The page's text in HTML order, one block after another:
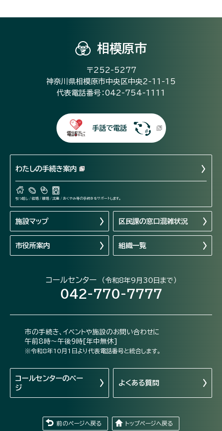
相模原市
〒252-5277
神奈川県相模原市中央区中央2-11-15
代表電話番号：042-754-1111
手話で電話
わたしの手続き案内
引っ越し / 結婚 / 離婚 / 出産 / おくやみ等の手続きをサポートします。
施設マップ 区民課の窓口混雑状況
市役所案内 組織一覧
コールセンター （令和8年9月30日まで）
042-770-7777
市の手続き、イベントや施設のお問い合わせに
午前8時～午後9時[年中無休]
※令和8年10月1日より代表電話番号と統合します。
コールセンターのペー
ジ
よくある質問
前のページへ戻る トップページへ戻る